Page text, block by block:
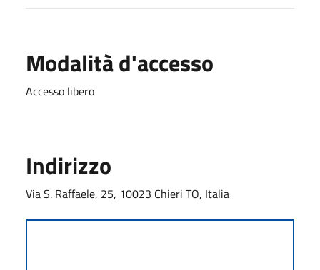
Modalità d'accesso
Accesso libero
Indirizzo
Via S. Raffaele, 25, 10023 Chieri TO, Italia